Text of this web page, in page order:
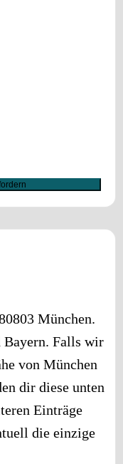
München.
Bayern. Falls wir
von München
dir diese unten
Einträge
die einzige